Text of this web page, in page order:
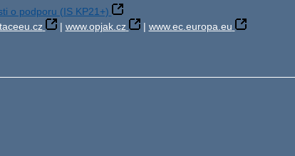
o podporu (IS KP21+)
| www.opjak.cz | www.ec.europa.eu